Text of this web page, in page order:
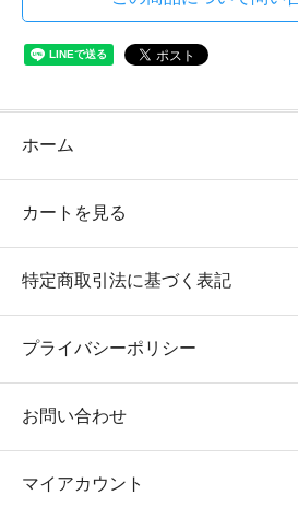
ホーム
カートを見る
特定商取引法に基づく表記
プライバシーポリシー
お問い合わせ
マイアカウント